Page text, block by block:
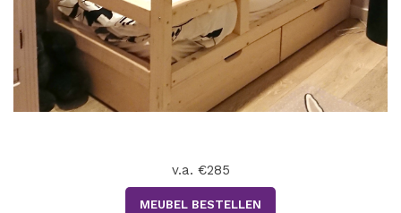
v.a. €285
MEUBEL BESTELLEN